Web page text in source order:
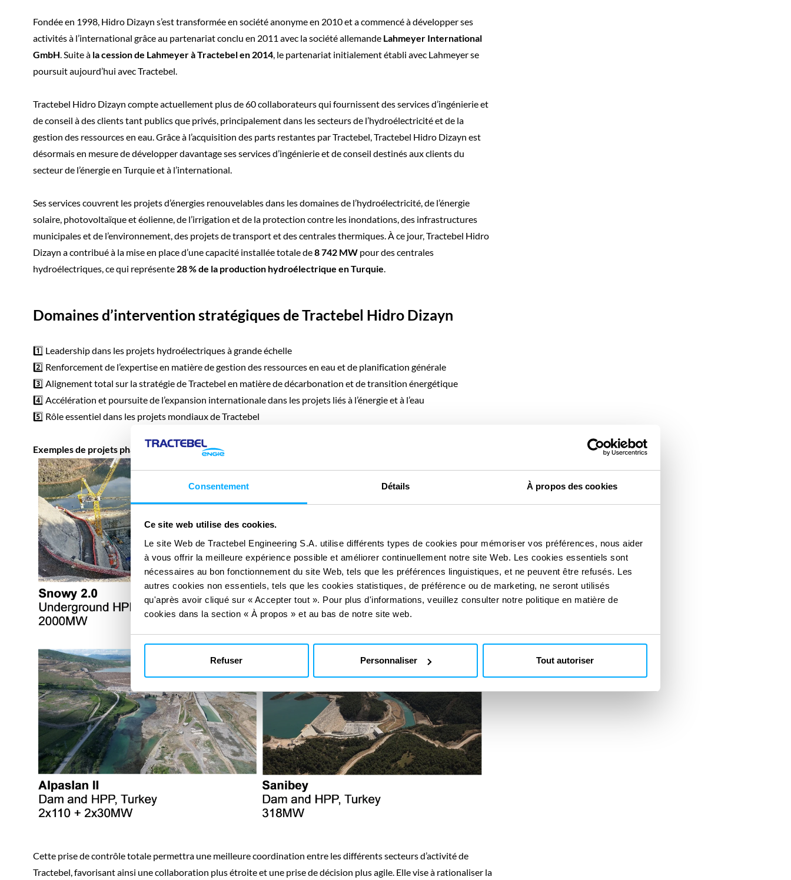
Consentement Détails À propos des cookies
Ce site web utilise des cookies.
Le site Web de Tractebel Engineering S.A. utilise différents types de cookies pour mémoriser vos préférences, nous aider
à vous offrir la meilleure expérience possible et améliorer continuellement notre site Web. Les cookies essentiels sont
nécessaires au bon fonctionnement du site Web, tels que les préférences linguistiques, et ne peuvent être refusés. Les
autres cookies non essentiels, tels que les cookies statistiques, de préférence ou de marketing, ne seront utilisés
qu'après avoir cliqué sur « Accepter tout ». Pour plus d'informations, veuillez consulter notre politique en matière de
cookies dans la section « À propos » et au bas de notre site web.
Refuser Personnaliser Tout autoriser
Fondée en 1998, Hidro Dizayn s’est transformée en société anonyme en 2010 et a commencé à développer ses
activités à l’international grâce au partenariat conclu en 2011 avec la société allemande Lahmeyer International
GmbH. Suite à la cession de Lahmeyer à Tractebel en 2014, le partenariat initialement établi avec Lahmeyer se
poursuit aujourd’hui avec Tractebel.
Tractebel Hidro Dizayn compte actuellement plus de 60 collaborateurs qui fournissent des services d’ingénierie et
de conseil à des clients tant publics que privés, principalement dans les secteurs de l’hydroélectricité et de la
gestion des ressources en eau. Grâce à l’acquisition des parts restantes par Tractebel, Tractebel Hidro Dizayn est
désormais en mesure de développer davantage ses services d’ingénierie et de conseil destinés aux clients du
secteur de l’énergie en Turquie et à l’international.
Ses services couvrent les projets d’énergies renouvelables dans les domaines de l’hydroélectricité, de l’énergie
solaire, photovoltaïque et éolienne, de l’irrigation et de la protection contre les inondations, des infrastructures
municipales et de l’environnement, des projets de transport et des centrales thermiques. À ce jour, Tractebel Hidro
Dizayn a contribué à la mise en place d’une capacité installée totale de8 742 MW pour des centrales
hydroélectriques, ce qui représente 28 % de la production hydroélectrique en Turquie.
Domaines d’intervention stratégiques de Tractebel Hidro Dizayn
1️⃣ Leadership dans les projets hydroélectriques à grande échelle
2️⃣ Renforcement de l’expertise en matière de gestion des ressources en eau et de planification générale
3️⃣ Alignement total sur la stratégie de Tractebel en matière de décarbonation et de transition énergétique
4️⃣ Accélération et poursuite de l’expansion internationale dans les projets liés à l’énergie et à l’eau
5️⃣ Rôle essentiel dans les projets mondiaux de Tractebel
Exemples de projets phares de Tractebel Hidro Dizayn
Cette prise de contrôle totale permettra une meilleure coordination entre les différents secteurs d’activité de
Tractebel, favorisant ainsi une collaboration plus étroite et une prise de décision plus agile. Elle vise à rationaliser la